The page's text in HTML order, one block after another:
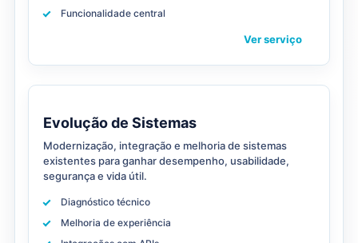
Funcionalidade central
Ver serviço
Evolução de Sistemas
Modernização, integração e melhoria de sistemas
existentes para ganhar desempenho, usabilidade,
segurança e vida útil.
Diagnóstico técnico
Melhoria de experiência